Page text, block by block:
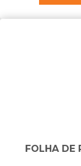
FOLHA DE